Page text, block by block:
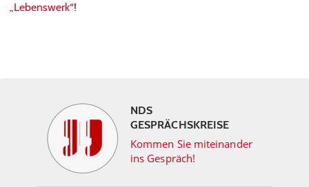
„Lebenswerk“!
NDS
GESPRÄCHSKREISE
Kommen Sie miteinander
ins Gespräch!